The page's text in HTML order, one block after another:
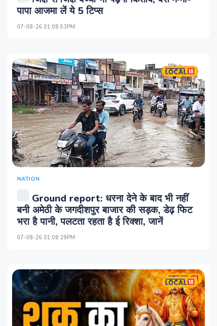
पापा आजमा लें ये 5 टिप्स
07-08-26 01:08:53PM
NATION
Ground report: धरना देने के बाद भी नहीं
बनी अमेठी के जगदीशपुर बाजार की सड़क, डेढ़ फिट
भरा है पानी, पलटता रहता है ई रिक्शा, जानें
07-08-26 01:08:29PM